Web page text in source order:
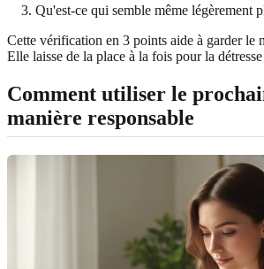
Qu'est-ce qui semble même légèrement
Cette vérification en 3 points aide à garder le
Elle laisse de la place à la fois pour la
Comment utiliser le
manière responsable